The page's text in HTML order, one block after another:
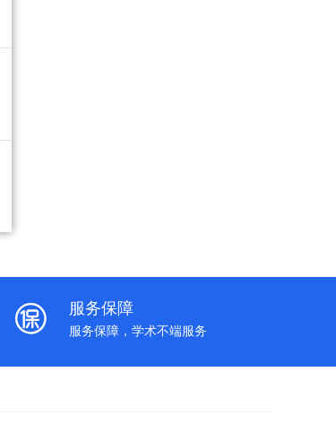
服务保障
服务保障，学术不端服务